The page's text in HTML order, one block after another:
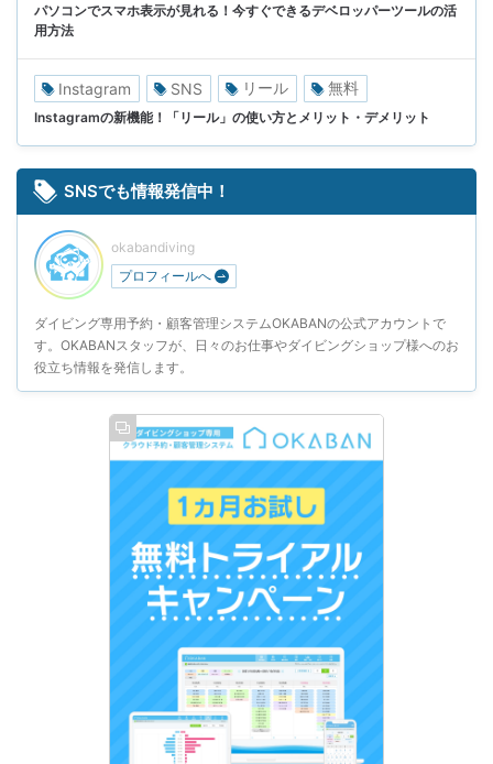
パソコンでスマホ表示が見れる！今すぐできるデベロッパーツールの活
用方法
Instagram SNS リール 無料
Instagramの新機能！「リール」の使い方とメリット・デメリット
SNSでも情報発信中！
okabandiving
プロフィールへ
ダイビング専用予約・顧客管理システムOKABANの公式アカウントで
す。OKABANスタッフが、日々のお仕事やダイビングショップ様へのお
役立ち情報を発信します。